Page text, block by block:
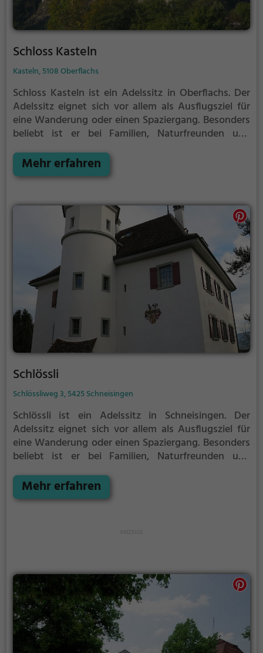
Schloss Kasteln
Kasteln, 5108 Oberflachs
Schloss Kasteln ist ein Adelssitz in Oberflachs. Der
Adelssitz eignet sich vor allem als Ausflugsziel für
eine Wanderung oder einen Spaziergang. Besonders
beliebt ist er bei Familien, Naturfreunden und
Aspekte aus längst vergangenen Zeiten und bietet
einen kleinen Einblick in die Geschichte.
Mehr erfahren
Schlössli
Schlössliweg 3, 5425 Schneisingen
Schlössli ist ein Adelssitz in Schneisingen. Der
Adelssitz eignet sich vor allem als Ausflugsziel für
eine Wanderung oder einen Spaziergang. Besonders
beliebt ist er bei Familien, Naturfreunden und
Aspekte aus längst vergangenen Zeiten und bietet
einen kleinen Einblick in die Geschichte.
Mehr erfahren